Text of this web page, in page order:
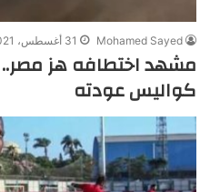
Mohamed Sayed 31 أغسطس، 2021
مشهد اختطافه هز
كواليس عودته